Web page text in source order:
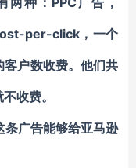
per-click，一个
户数收费。他们共
收费。
条广告能够给亚马逊